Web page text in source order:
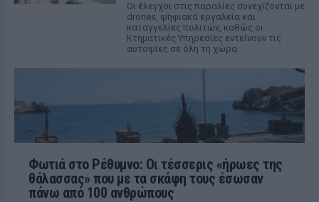
Οι έλεγχοι στις παραλίες συνεχίζονται με
drones, ψηφιακά εργαλεία και
καταγγελίες πολιτών, καθώς οι
Κτηματικές Υπηρεσίες εντείνουν τις
αυτοψίες σε όλη τη χώρα
Φωτιά στο Ρέθυμνο: Οι τέσσερις «ήρωες της
θάλασσας» που με τα σκάφη τους έσωσαν
πάνω από 100 ανθρώπους